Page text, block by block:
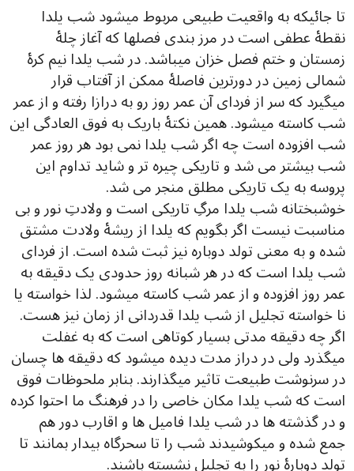
تا جائیکه به واقعیت طبیعی مربوط میشود شب یلدا
نقطۀ عطفی است در مرز بندی فصلها که آغاز چلۀ
زمستان و ختم فصل خزان میباشد. در شب یلدا نیم کرۀ
شمالی زمین در دورترین فاصلۀ ممکن از آفتاب قرار
میگیرد که سر از فردای آن عمر روز رو به درازا رفته و از عمر
شب کاسته میشود. همین نکتۀ باریک به فوق العادگی این
شب افزوده است چه اگر شب یلدا نمی بود هر روز عمر
شب بیشتر می شد و تاریکی چیره تر و شاید تداوم این
پروسه به یک تاریکی مطلق منجر می شد.
خوشبختانه شب یلدا مرگِ تاریکی است و ولادتِ نور و بی
مناسبت نیست اگر بگویم که یلدا از ریشۀ ولادت مشتق
شده و به معنی تولد دوباره نیز ثبت شده است. از فردای
شب یلدا است که در هر شبانه روز حدودی یک دقیقه به
عمر روز افزوده و از عمر شب کاسته میشود. لذا خواسته یا
نا خواسته تجلیل از شب یلدا قدردانی از زمان نیز هست.
اگر چه دقیقه مدتی بسیار کوتاهی است که به غفلت
میگذرد ولی در دراز مدت دیده میشود که دقیقه ها چسان
در سرنوشت طبیعت تاثیر میگذارند. بنابر ملحوظات فوق
است که شب یلدا مکان خاصی را در فرهنگ ما احتوا کرده
و در گذشته ها در شب یلدا فامیل ها و اقارب دور هم
جمع شده و میکوشیدند شب را تا سحرگاه بیدار بمانند تا
تولد دوبارۀ نور را به تجلیل نشسته باشند.